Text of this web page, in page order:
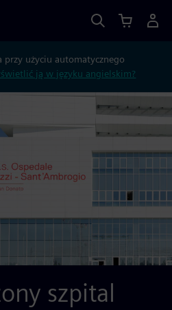
przy użyciu automatycznego
ją w języku angielskim?
szpital